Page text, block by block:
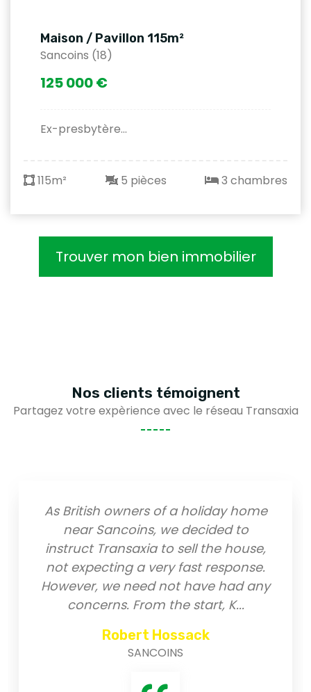
Maison / Pavillon 115m²
Sancoins (18)
125 000 €
Ex-presbytère...
115m² 5 pièces 3 chambres
Trouver mon bien immobilier
Nos clients témoignent
Partagez votre expèrience avec le réseau Transaxia
home
house,
had any
Suite à une recherche
immobilier aux
Sancoins, je tiens à
l'équipe de l' agence, Mr
et Mme Abgrall pour
professionnalisme et leur